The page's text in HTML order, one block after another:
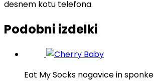
desnem kotu telefona.
Podobni izdelki
Eat My Socks nogavice in sponke